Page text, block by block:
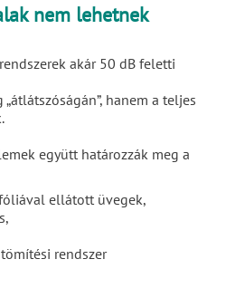
nem lehetnek
akár 50 dB feletti
hanem a teljes
együtt határozzák meg a
ellátott üvegek,
rendszer